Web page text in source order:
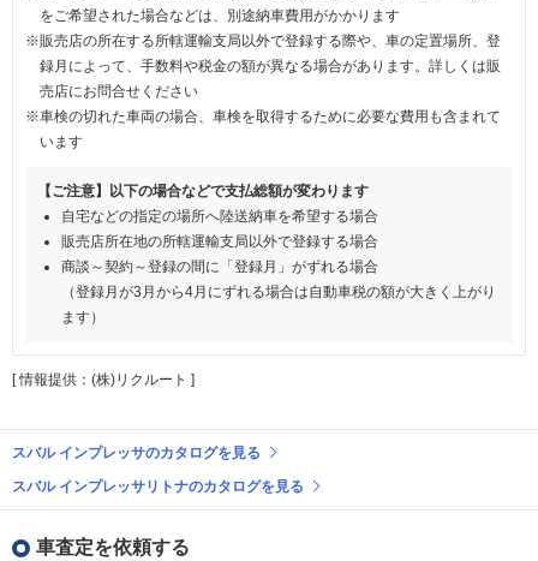
をご希望された場合などは、別途納車費用がかかります
※販売店の所在する所轄運輸支局以外で登録する際や、車の定置場所、登
録月によって、手数料や税金の額が異なる場合があります。詳しくは販
売店にお問合せください
※車検の切れた車両の場合、車検を取得するために必要な費用も含まれて
います
【ご注意】以下の場合などで支払総額が変わります
自宅などの指定の場所へ陸送納車を希望する場合
販売店所在地の所轄運輸支局以外で登録する場合
商談～契約～登録の間に「登録月」がずれる場合
（登録月が3月から4月にずれる場合は自動車税の額が大きく上がり
ます）
[ 情報提供：(株)リクルート ]
スバル インプレッサのカタログを見る
スバル インプレッサリトナのカタログを見る
車査定を依頼する